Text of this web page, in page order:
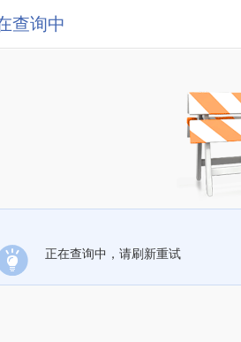
查询中
正在查询中，请刷新重试